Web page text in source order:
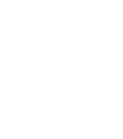
fournisseurs de cookies individuels.